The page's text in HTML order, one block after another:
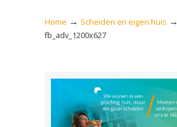
Home → Scheiden en eigen huis →
fb_adv_1200x627